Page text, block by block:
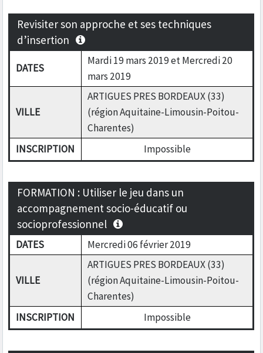
Revisiter son approche et ses techniques
d’insertion
DATES
Mardi 19 mars 2019 et Mercredi 20
mars 2019
VILLE
ARTIGUES PRES BORDEAUX (33)
(région Aquitaine-Limousin-Poitou-
Charentes)
INSCRIPTION
Impossible
FORMATION : Utiliser le jeu dans un
accompagnement socio-éducatif ou
socioprofessionnel
DATES Mercredi 06 février 2019
VILLE
ARTIGUES PRES BORDEAUX (33)
(région Aquitaine-Limousin-Poitou-
Charentes)
INSCRIPTION
Impossible